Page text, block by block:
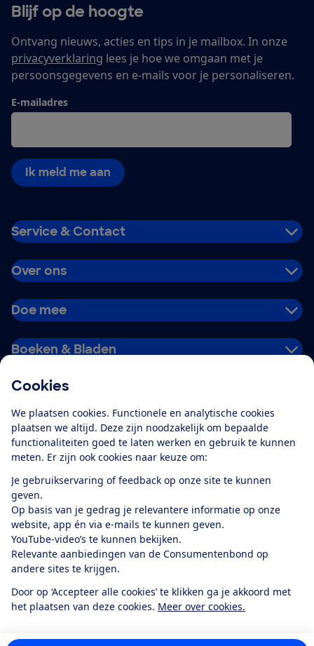
Cookies
We plaatsen cookies. Functionele en analytische cookies
plaatsen we altijd. Deze zijn noodzakelijk om bepaalde
functionaliteiten goed te laten werken en gebruik te kunnen
meten. Er zijn ook cookies naar keuze om:
Je gebruikservaring of feedback op onze site te kunnen
geven.
Op basis van je gedrag je relevantere informatie op onze
website, app én via e-mails te kunnen geven.
YouTube-video’s te kunnen bekijken.
Relevante aanbiedingen van de Consumentenbond op
andere sites te krijgen.
Door op ‘Accepteer alle cookies’ te klikken ga je akkoord met
het plaatsen van deze cookies. Meer over cookies.
Blijf op de hoogte
Ontvang nieuws, acties en tips in je mailbox. In onze
privacyverklaring lees je hoe we omgaan met je
persoonsgegevens en e-mails voor je personaliseren.
E-mailadres
Ik meld me aan
Service & Contact
Over ons
Doe mee
Boeken & Bladen
Alles over de
app
Algemene Voorwaarden
Privacyverklaring
Cookiebeleid
Privacyvoorkeuren
Toegankelijkheid
RSS-feed nieuws
Facebook
TwitterInstagram
YoutubeLinkedIn
12.901consumentenbeoordelen de Consumentenbondmet gemiddeld